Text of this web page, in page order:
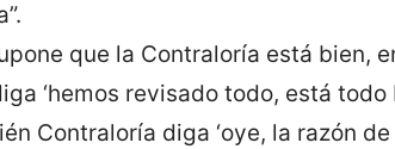
que la Contraloría está bien,
‘hemos revisado todo, está
Contraloría diga ‘oye, la razón